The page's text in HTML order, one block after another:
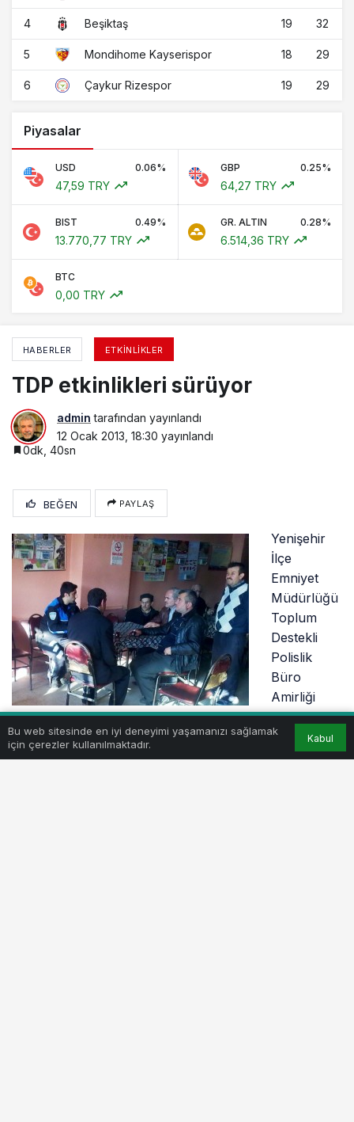
4 Beşiktaş 19 32
5 Mondihome Kayserispor 18 29
6 Çaykur Rizespor 19 29
Piyasalar
USD 0.06%
47,59 TRY
GBP 0.25%
64,27 TRY
BIST 0.49%
13.770,77 TRY
GR. ALTIN 0.28%
6.514,36 TRY
BTC
0,00 TRY
HABERLER ETKINLIKLER
TDP etkinlikleri sürüyor
admin tarafından yayınlandı
12 Ocak 2013, 18:30 yayınlandı
0dk, 40sn
BEĞEN PAYLAŞ
Yenişehir
İlçe
Emniyet
Müdürlüğü
Toplum
Destekli
Polislik
Büro
Amirliği
faaliyetleri
çerçevesinde sürdürdüğü çalışmalarına devam ediyor.
Bu web sitesinde en iyi deneyimi yaşamanızı sağlamak
için çerezler kullanılmaktadır.
Kabul